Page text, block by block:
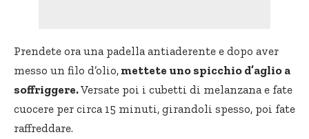
Prendete ora una padella antiaderente e dopo aver
messo un filo d’olio, mettete uno spicchio d’aglio a
soffriggere.Versate poi i cubetti di melanzana e fate
cuocere per circa 15 minuti, girandoli spesso, poi fate
raffreddare.